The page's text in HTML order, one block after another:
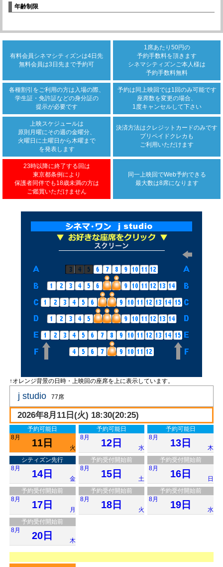
年齢制限
有料会員シネマシティズンは4日先
無料会員は3日先まで予約可
1席あたり50円の
予約手数料を頂きます
シネマシティズンご本人様は
予約手数料無料
各種割引をご利用の方は 入場の際、
学生証・免許証などの身分証の
提示が必要です
予約は同上映回では1回のみ可能です
座席数を変更の場合、
1度キャンセルして下さい
上映スケジュールは
原則月曜にその週の金曜分、
火曜日に土曜日から木曜まで
を発表します
決済方法はクレジットカードのみです
プリペイドクレカも
ご利用いただけます
23時以降に終了する回は
東京都条例により
保護者同伴でも18歳未満の方は
ご鑑賞いただけません
同一上映回でWeb予約できる
最大数は8席になります
↑オレンジ背景の日時・上映回の座席を上に表示しています。
j studio 77席
2026年8月11日(火) 18:30(20:25)
予約可能日
8月
11日 火
予約可能日
8月
12日 水
予約可能日
8月
13日
木
シティズン先行
8月
14日 金
予約受付開始前
8月
15日 土
予約受付開始前
8月
16日
日
予約受付開始前
8月
17日 月
予約受付開始前
8月
18日 火
予約受付開始前
8月
19日
水
予約受付開始前
8月
20日 木